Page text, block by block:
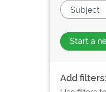
Start a
Add filters: